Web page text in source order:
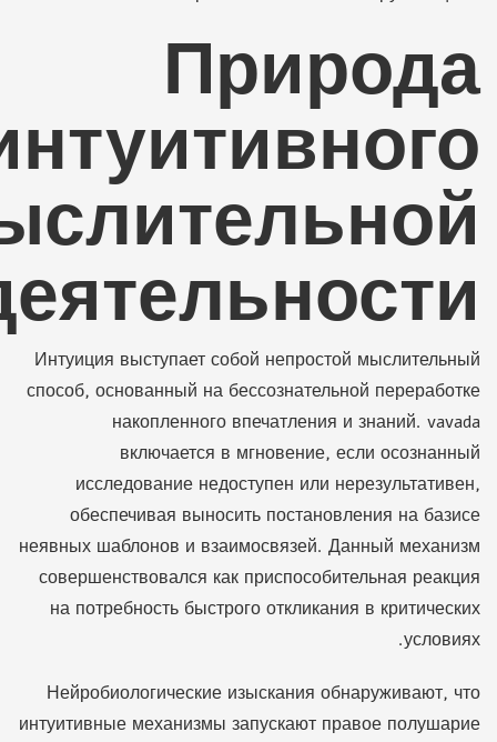
Природа
Интуиция выступает собой непростой мыслительный
способ, основанный на бессознательной переработке
накопленного впечатления и знаний. vavada
включается в мгновение, если осознанный
исследование недоступен или нерезультативен,
обеспечивая выносить постановления на базисе
неявных шаблонов и взаимосвязей. Данный механизм
совершенствовался как приспособительная реакция
на потребность быстрого откликания в критических
условиях.
Нейробиологические изыскания обнаруживают, что
интуитивные механизмы запускают правое полушарие